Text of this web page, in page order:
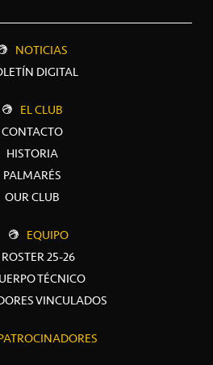
NOTICIAS
DIGITAL
EL CLUB
CONTACTO
HISTORIA
PALMARÉS
OUR CLUB
EQUIPO
ROSTER 25-26
TÉCNICO
VINCULADOS